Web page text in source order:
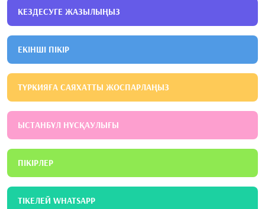
КЕЗДЕСУГЕ ЖАЗЫЛЫҢЫЗ
ЕКІНШІ ПІКІР
ТҮРКИЯҒА САЯХАТТЫ ЖОСПАРЛАҢЫЗ
ЫСТАНБҰЛ НҰСҚАУЛЫҒЫ
ПІКІРЛЕР
ТІКЕЛЕЙ WHATSAPP